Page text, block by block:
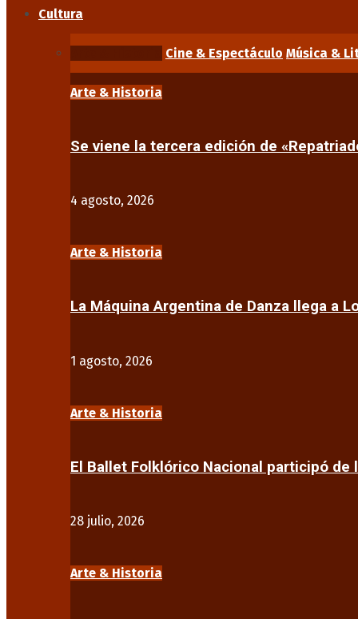
Cultura
Cine & Espectáculo Música &
Arte & Historia
Se viene la tercera edición de
4 agosto, 2026
Arte & Historia
La Máquina Argentina de Danza llega a
1 agosto, 2026
Arte & Historia
El Ballet Folklórico Nacional participó de
28 julio, 2026
Arte & Historia